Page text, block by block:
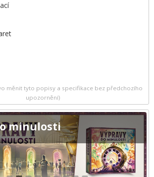
měnit tyto popisy a specifikace bez předchozího
upozornění)
minulosti